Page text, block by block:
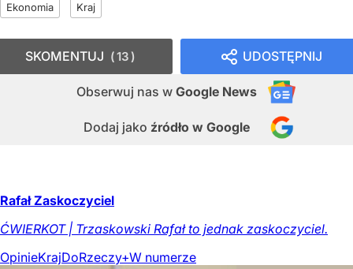
Ekonomia Kraj
UDOSTĘPNIJ
Obserwuj nas w Google News
Dodaj jako źródło w Google
SKOMENTUJ 13
Rafał Zaskoczyciel
ĆWIERKOT | Trzaskowski Rafał to jednak zaskoczyciel.
OpinieKrajDoRzeczy+W numerze